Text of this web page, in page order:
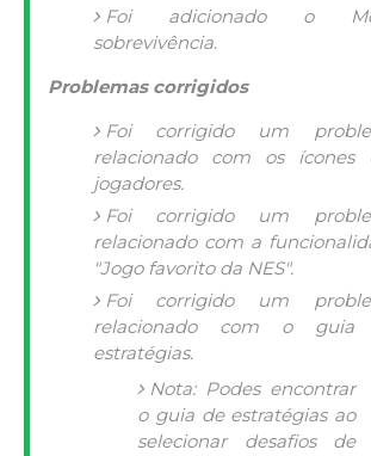
Foi adicionado o
sobrevivência.
Problemas corrigidos
Foi corrigido um
relacionado com os ícones
jogadores.
Foi corrigido um
relacionado com a
"Jogo favorito da NES".
Foi corrigido um
relacionado com o guia
estratégias.
Nota: Podes encontrar
o guia de estratégias ao
selecionar desafios de